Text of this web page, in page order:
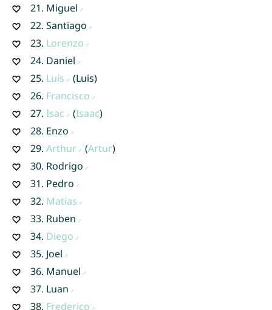
21. Miguel
22. Santiago
23. Lorenzo
24. Daniel
25. Luís
(Luis)
26. Francisco
27. Isac (Isaac)
28. Enzo
29. Arthur (Artur)
30. Rodrigo
31. Pedro
32. Matias
33. Ruben
34. Diego
35. Joel
36. Manuel
37. Luan
38. Frederico